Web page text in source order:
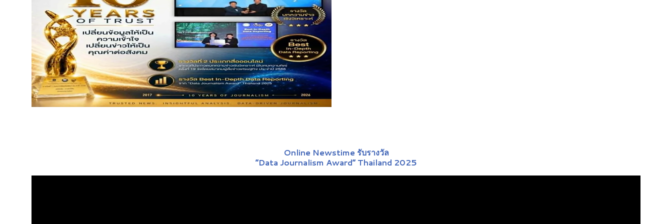
Online Newstime รับรางวัล
“Data Journalism Award” Thailand 2025